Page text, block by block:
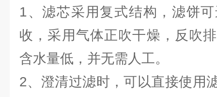
1、滤芯采用复式结构，滤饼
收，采用气体正吹干燥，反吹
含水量低，并无需人工。
2、澄清过滤时，可以直接使用